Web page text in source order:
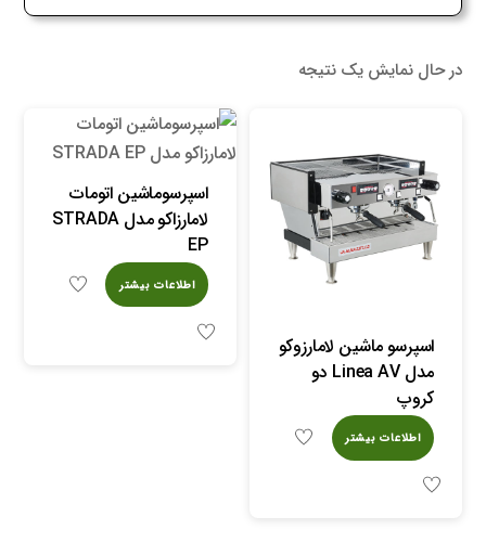
در حال نمایش یک نتیجه
اسپرسو ماشین لامارزوکو
مدل Linea AV دو
کروپ
اطلاعات بیشتر
اسپرسوماشین اتومات
لامارزاکو مدل STRADA
EP
اطلاعات بیشتر